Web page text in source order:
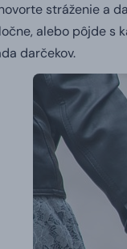
stráženie a
alebo pôjde s
darčekov.